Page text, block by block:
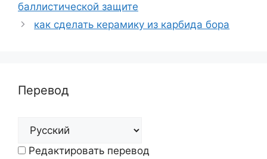
баллистической защите
как сделать керамику из карбида бора
Перевод
Редактировать перевод